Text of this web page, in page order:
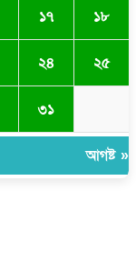
১৭ ১৮
২৪ ২৫
৩১
আগষ্ট »